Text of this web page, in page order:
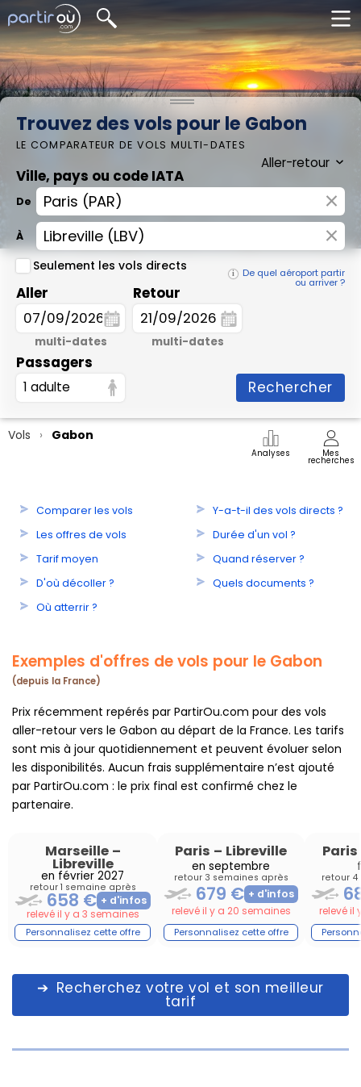
Trouvez des vols pour le Gabon
LE COMPARATEUR DE VOLS MULTI-DATES
Ville, pays ou code IATA
De ×
À ×
De quel aéroport partir
ou arriver ?
Seulement les vols directs
Aller
multi-dates
Retour
multi-dates
Passagers
1 adulte Rechercher
Vols Gabon
Analyses Mes
recherches
Exemples d'offres de vols pour le Gabon
(depuis la France)
Prix récemment repérés par PartirOu.com pour des vols
aller-retour vers le Gabon au départ de la France. Les tarifs
sont mis à jour quotidiennement et peuvent évoluer selon
les disponibilités. Aucun frais supplémentaire n’est ajouté
par PartirOu.com : le prix final est confirmé chez le
partenaire.
Marseille–
Libreville
en février 2027
retour 1 semaine après
658 €
relevé il y a 3 semaines
Paris – Libreville
en septembre
retour 3 semaines après
679 €
relevé il y a 20 semaines
Paris
retour
relevé il
Recherchez votre vol et son meilleur
tarif
Comparer les vols
Les offres de vols
Tarif moyen
D'où décoller ?
Où atterrir ?
Y-a-t-il des vols directs ?
Durée d'un vol ?
Quand réserver ?
Quels documents ?